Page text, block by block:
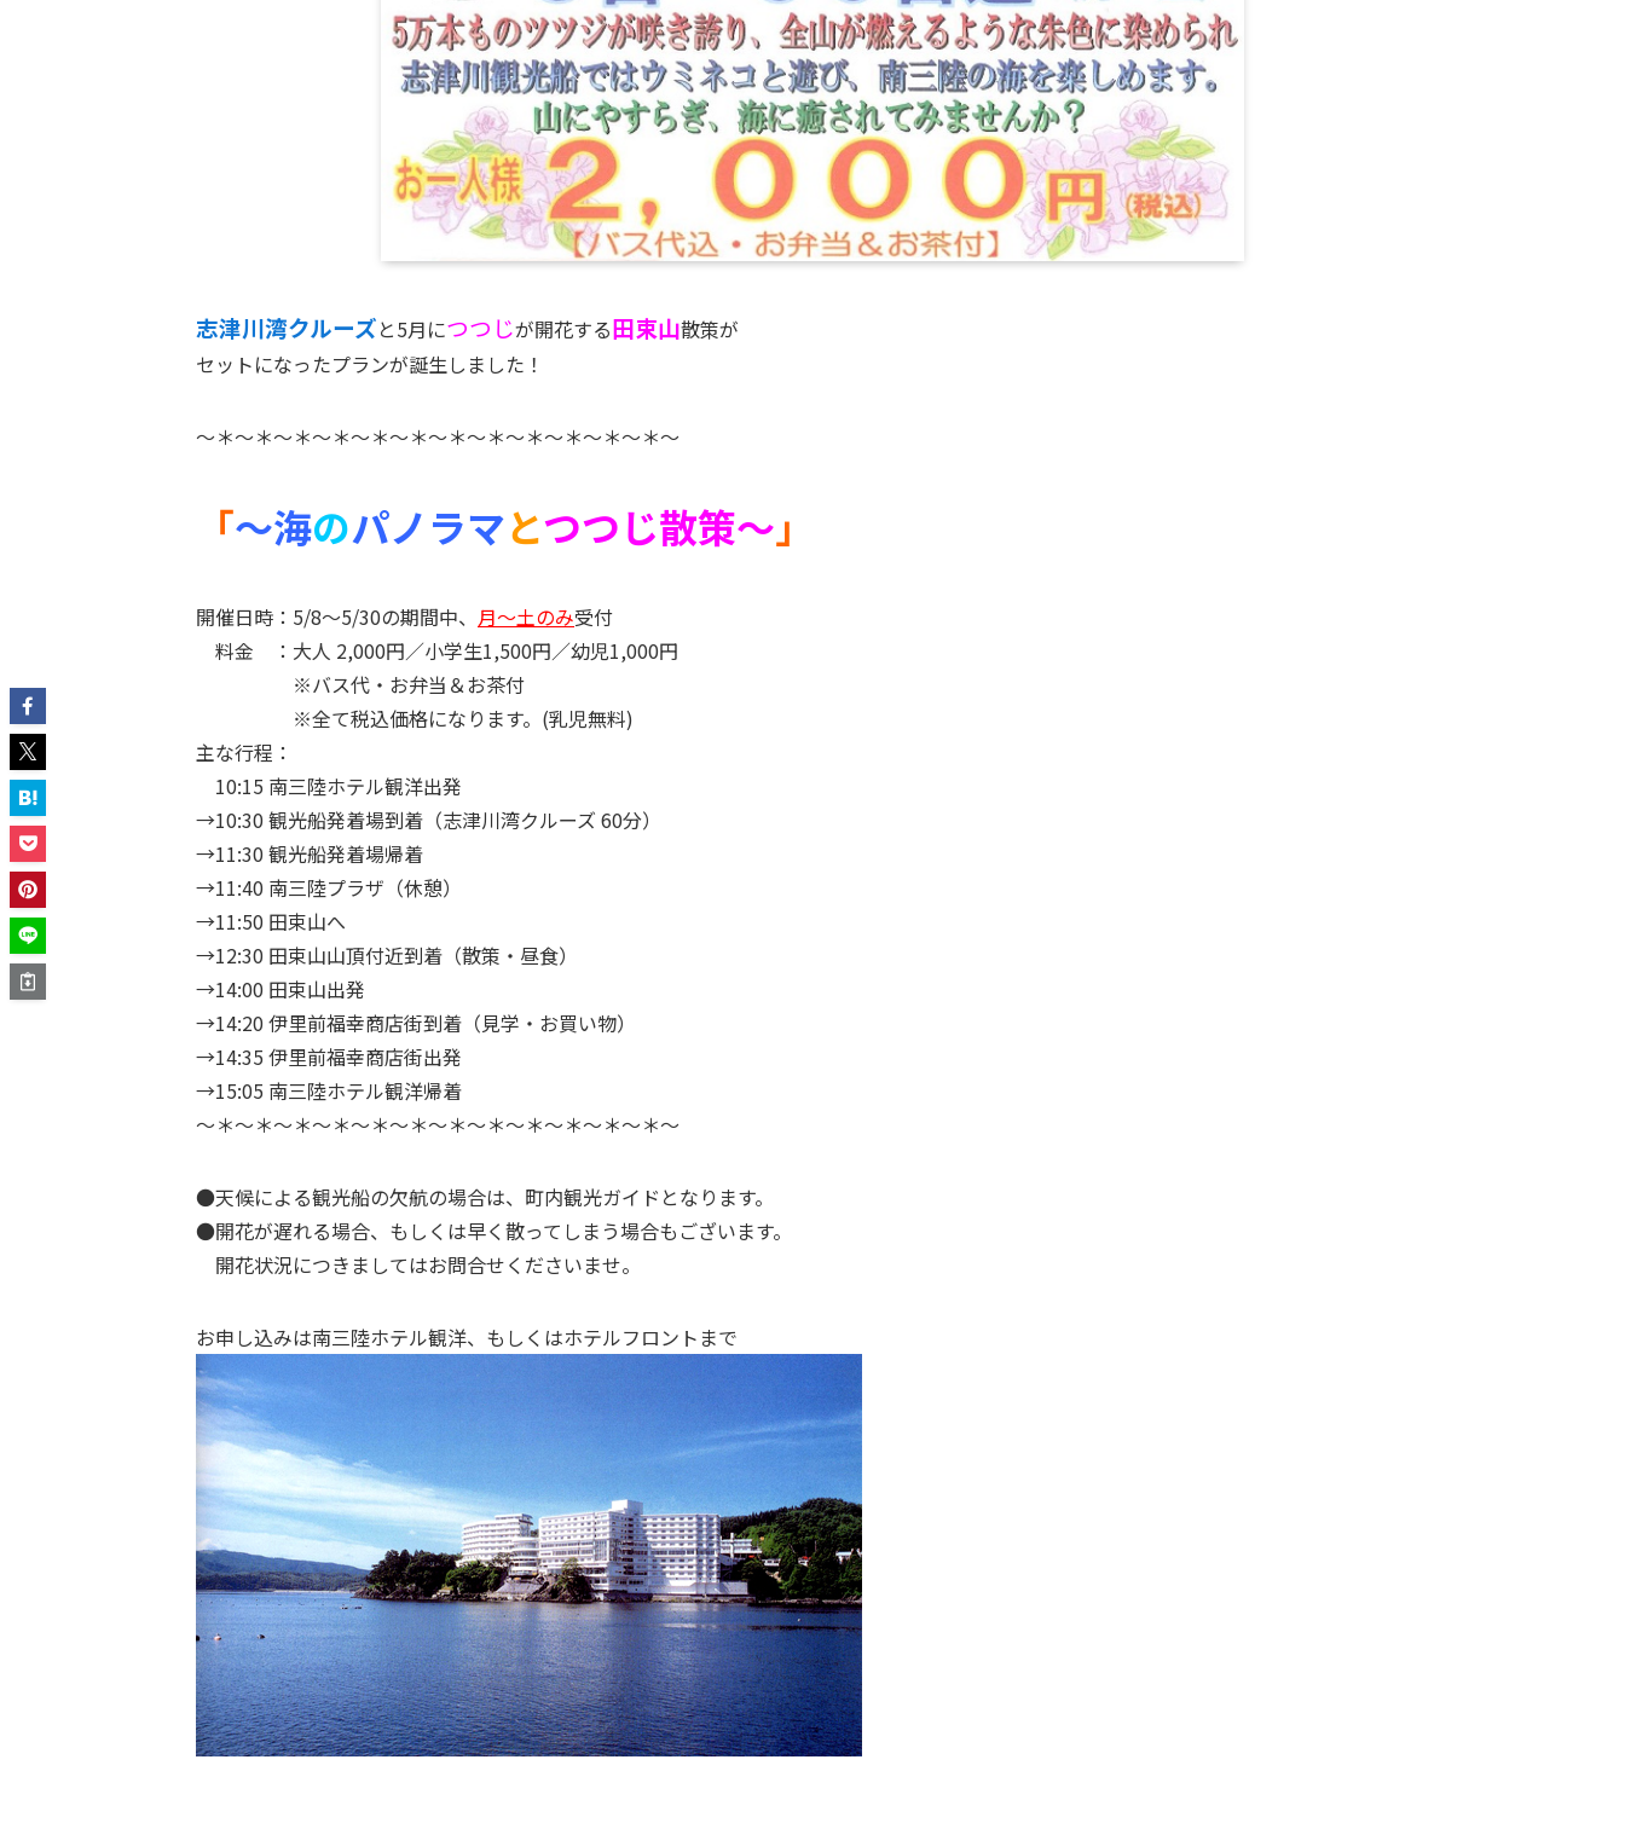
志津川湾クルーズと5月につつじが開花する田束山散策が
セットになったプランが誕生しました！
～＊～＊～＊～＊～＊～＊～＊～＊～＊～＊～＊～＊～
「～海のパノラマとつつじ散策～」
開催日時：5/8～5/30の期間中、 月～土のみ受付
料金 ：大人 2,000円／小学生1,500円／幼児1,000円
※バス代・お弁当＆お茶付
※全て税込価格になります。(乳児無料)
主な行程：
10:15 南三陸ホテル観洋出発
→10:30 観光船発着場到着（志津川湾クルーズ 60分）
→11:30 観光船発着場帰着
→11:40 南三陸プラザ（休憩）
→11:50 田束山へ
→12:30 田束山山頂付近到着（散策・昼食）
→14:00 田束山出発
→14:20 伊里前福幸商店街到着（見学・お買い物）
→14:35 伊里前福幸商店街出発
→15:05 南三陸ホテル観洋帰着
～＊～＊～＊～＊～＊～＊～＊～＊～＊～＊～＊～＊～
●天候による観光船の欠航の場合は、町内観光ガイドとなります。
●開花が遅れる場合、もしくは早く散ってしまう場合もございます。
開花状況につきましてはお問合せくださいませ。
お申し込みは南三陸ホテル観洋、もしくはホテルフロントまで